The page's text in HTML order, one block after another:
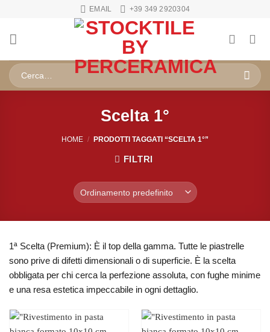
contenuti
EMAIL +39 349 2920304
Cerca:
Scelta 1°
HOME / PRODOTTI TAGGATI “SCELTA 1°”
FILTRI
1ª Scelta (Premium): È il top della gamma. Tutte le piastrelle
sono prive di difetti dimensionali o di superficie. È la scelta
obbligata per chi cerca la perfezione assoluta, con fughe minime
e una resa estetica impeccabile in ogni dettaglio.